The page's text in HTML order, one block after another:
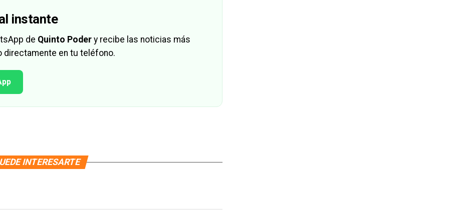
instante
de Quinto Poder y recibe las noticias más
directamente en tu teléfono.
INTERESARTE